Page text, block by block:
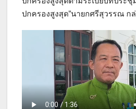
ปกครองสูงสุด”นายกศรีสุวรรณ ก